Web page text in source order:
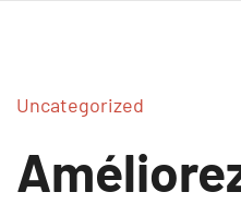
Uncategorized